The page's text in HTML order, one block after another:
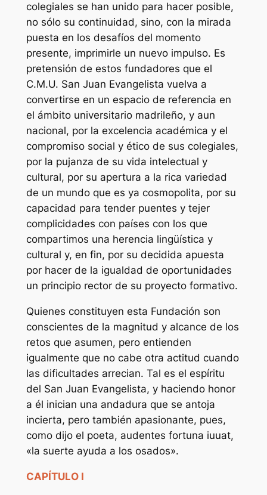
colegiales se han unido para hacer posible,
no sólo su continuidad, sino, con la mirada
puesta en los desafíos del momento
presente, imprimirle un nuevo impulso. Es
pretensión de estos fundadores que el
C.M.U. San Juan Evangelista vuelva a
convertirse en un espacio de referencia en
el ámbito universitario madrileño, y aun
nacional, por la excelencia académica y el
compromiso social y ético de sus colegiales,
por la pujanza de su vida intelectual y
cultural, por su apertura a la rica variedad
de un mundo que es ya cosmopolita, por su
capacidad para tender puentes y tejer
complicidades con países con los que
compartimos una herencia lingüística y
cultural y, en fin, por su decidida apuesta
por hacer de la igualdad de oportunidades
un principio rector de su proyecto formativo.
Quienes constituyen esta Fundación son
conscientes de la magnitud y alcance de los
retos que asumen, pero entienden
igualmente que no cabe otra actitud cuando
las dificultades arrecian. Tal es el espíritu
del San Juan Evangelista, y haciendo honor
a él inician una andadura que se antoja
incierta, pero también apasionante, pues,
como dijo el poeta, audentes fortuna iuuat,
«la suerte ayuda a los osados».
CAPÍTULO I